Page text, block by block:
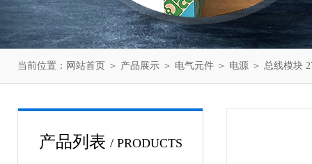
当前位置： 网站首页 ＞ 产品展示 ＞ 电气元件 ＞ 电源 ＞ 总线模块
产品列表 / PRODUCTS